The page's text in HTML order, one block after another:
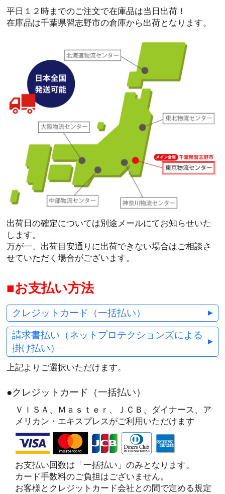
平日１２時までのご注文で在庫品は当日出荷！
在庫品は千葉県習志野市の倉庫から出荷となります。
出荷日の確定については別途メールにてお知らせいた
します。
万が一、出荷目安通りに出荷できない場合はご相談さ
せていただく場合がございます。
お支払い方法
クレジットカード（一括払い）
請求書払い（ネットプロテクションズによる
掛け払い）
上記よりご選択いただけます。
●クレジットカード（一括払い）
ＶＩＳＡ、Ｍａｓｔｅｒ、ＪＣＢ、ダイナース、ア
メリカン・エキスプレスがご利用いただけます
お支払い回数は「一括払い」のみとなります。
カード手数料のご負担はございません。
お客様とクレジットカード会社との間で定める規定